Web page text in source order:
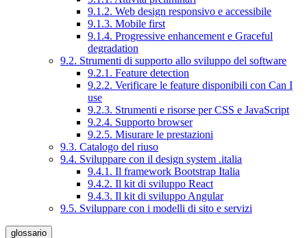
9.1.2. Web design responsivo e accessibile
9.1.3. Mobile first
9.1.4. Progressive enhancement e Graceful
degradation
9.2. Strumenti di supporto allo sviluppo del software
9.2.1. Feature detection
9.2.2. Verificare le feature disponibili con Can I
use
9.2.3. Strumenti e risorse per CSS e JavaScript
9.2.4. Supporto browser
9.2.5. Misurare le prestazioni
9.3. Catalogo del riuso
9.4. Sviluppare con il design system .italia
9.4.1. Il framework Bootstrap Italia
9.4.2. Il kit di sviluppo React
9.4.3. Il kit di sviluppo Angular
9.5. Sviluppare con i modelli di sito e servizi
glossario